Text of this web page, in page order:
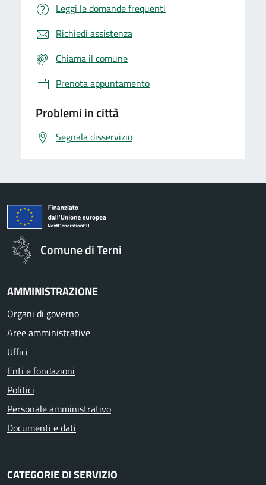
Leggi le domande frequenti
Richiedi assistenza
Chiama il comune
Prenota appuntamento
Problemi in città
Segnala disservizio
Comune di Terni
AMMINISTRAZIONE
Organi di governo
Aree amministrative
Uffici
Enti e fondazioni
Politici
Personale amministrativo
Documenti e dati
CATEGORIE DI SERVIZIO